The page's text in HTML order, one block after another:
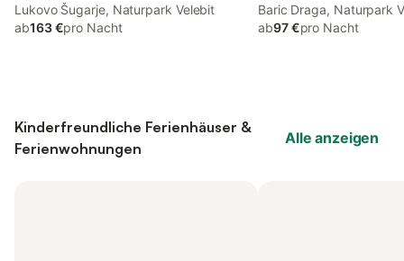
Lukovo Šugarje, Naturpark Velebit
ab163 €pro Nacht
Baric Draga, Naturpark
ab97 €pro Nacht
Kinderfreundliche Ferienhäuser &
Ferienwohnungen
Alle anzeigen